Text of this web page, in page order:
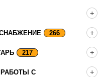
266
217
РАБОТЫ С